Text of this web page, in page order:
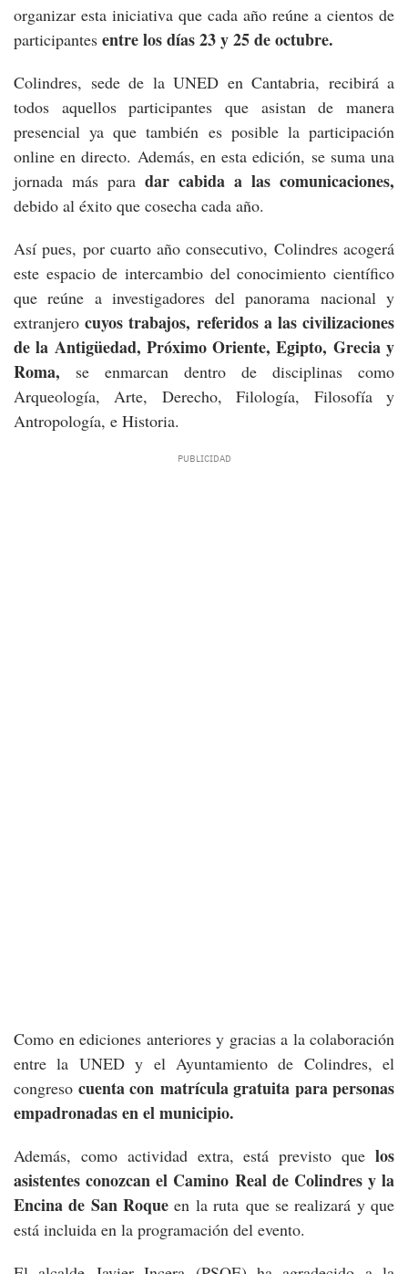
organizar esta iniciativa que cada año reúne a cientos de
participantes entre los días 23 y 25 de octubre.
Colindres, sede de la UNED en Cantabria, recibirá a
todos aquellos participantes que asistan de manera
presencial ya que también es posible la participación
online en directo. Además, en esta edición, se suma una
jornada más para dar cabida a las comunicaciones,
debido al éxito que cosecha cada año.
Así pues, por cuarto año consecutivo, Colindres acogerá
este espacio de intercambio del conocimiento científico
que reúne a investigadores del panorama nacional y
extranjerocuyos trabajos, referidos a las civilizaciones
de la Antigüedad, Próximo Oriente, Egipto, Grecia y
Roma, se enmarcan dentro de disciplinas como
Arqueología, Arte, Derecho, Filología, Filosofía y
Antropología, e Historia.
Como en ediciones anteriores y gracias a la colaboración
entre la UNED y el Ayuntamiento de Colindres, el
congreso cuenta con matrícula gratuita para personas
empadronadas en el municipio.
Además, como actividad extra, está previsto que los
asistentes conozcan el Camino Real de Colindres y la
Encina de San Roqueen la ruta que se realizará y que
está incluida en la programación del evento.